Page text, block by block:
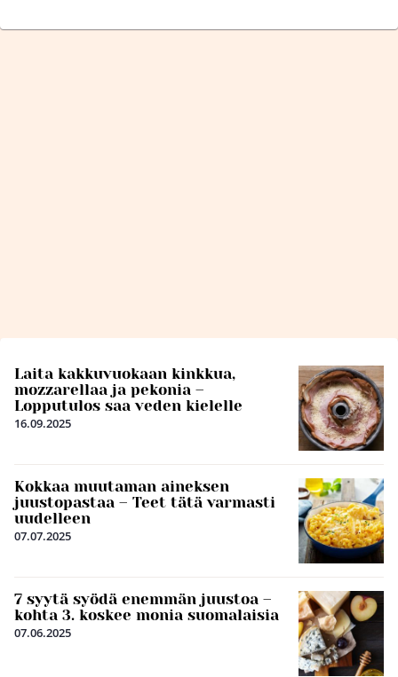
Laita kakkuvuokaan kinkkua,
mozzarellaa ja pekonia –
Lopputulos saa veden kielelle
16.09.2025
Kokkaa muutaman aineksen
juustopastaa – Teet tätä varmasti
uudelleen
07.07.2025
7 syytä syödä enemmän juustoa –
kohta 3. koskee monia suomalaisia
07.06.2025